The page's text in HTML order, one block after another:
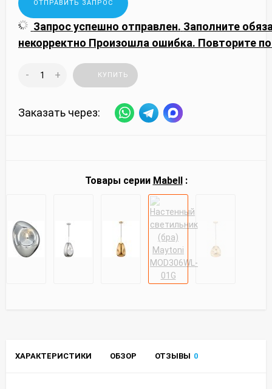
Запрос успешно отправлен. Заполните
некорректно Произошла ошибка. Повторите
- + КУПИТЬ
Заказать через:
Товары серии Mabell:
ХАРАКТЕРИСТИКИ ОБЗОР ОТЗЫВЫ 0